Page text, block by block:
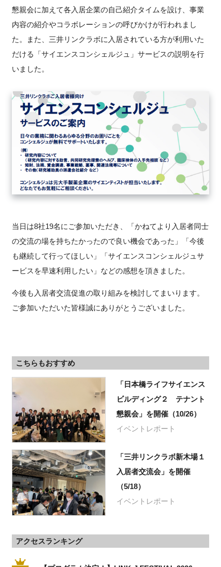
閉じる
懇親会に加えて各入居企業の自己紹介タイムを設け、事業
内容の紹介やコラボレーションの呼びかけが行われまし
た。また、三井リンクラボに入居されている方が利用いた
だける「サイエンスコンシェルジュ」サービスの説明を行
いました。
当日は8社19名にご参加いただき、「かねてより入居者同士
の交流の場を持ちたかったので良い機会であった」「今後
も継続して行ってほしい」「サイエンスコンシェルジュサ
ービスを早速利用したい」などの感想を頂きました。
今後も入居者交流促進の取り組みを検討してまいります。
ご参加いただいた皆様誠にありがとうございました。
こちらもおすすめ
「日本橋ライフサイエンス
ビルディング２ テナント
懇親会」を開催（10/26）
イベントレポート
「三井リンクラボ新木場１
入居者交流会」を開催
（5/18）
イベントレポート
アクセスランキング